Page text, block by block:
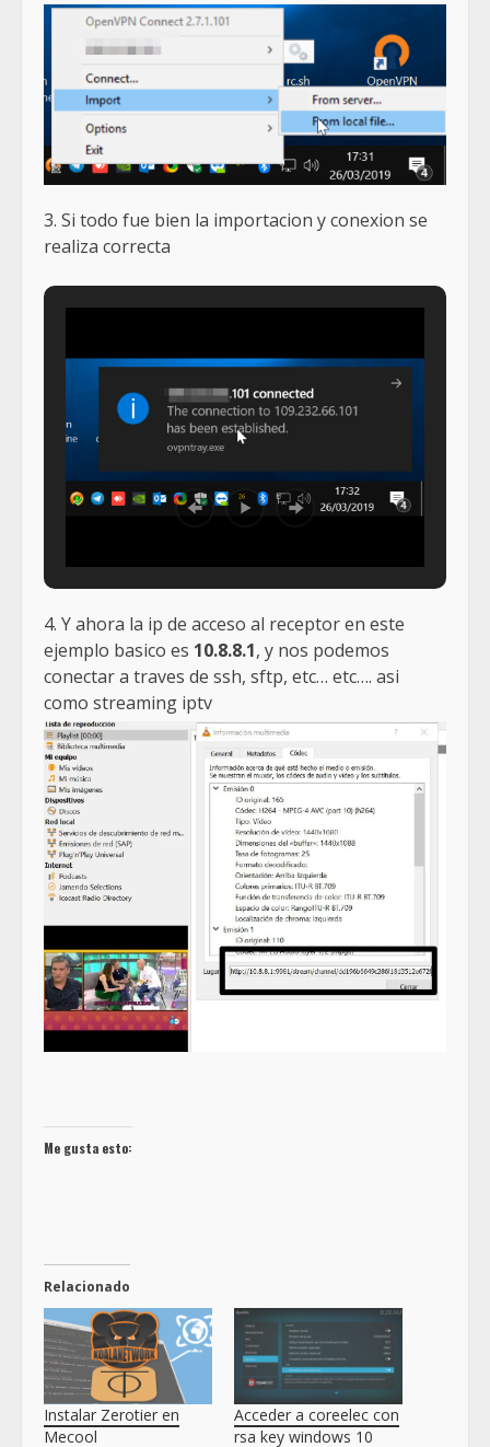
3. Si todo fue bien la importacion y conexion se
realiza correcta
4. Y ahora la ip de acceso al receptor en este
ejemplo basico es 10.8.8.1, y nos podemos
conectar a traves de ssh, sftp, etc… etc…. asi
como streaming iptv
Me gusta esto:
Relacionado
Instalar Zerotier en
Mecool
Acceder a coreelec con
rsa key windows 10